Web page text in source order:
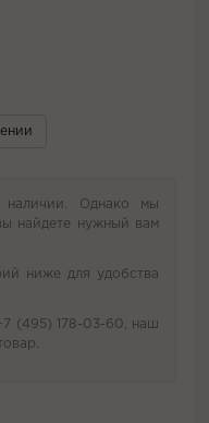
наличии. Однако мы
найдете нужный вам
ниже для удобства
(495) 178-03-60, наш